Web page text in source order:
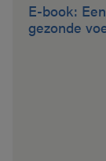
E-book:
gezonde